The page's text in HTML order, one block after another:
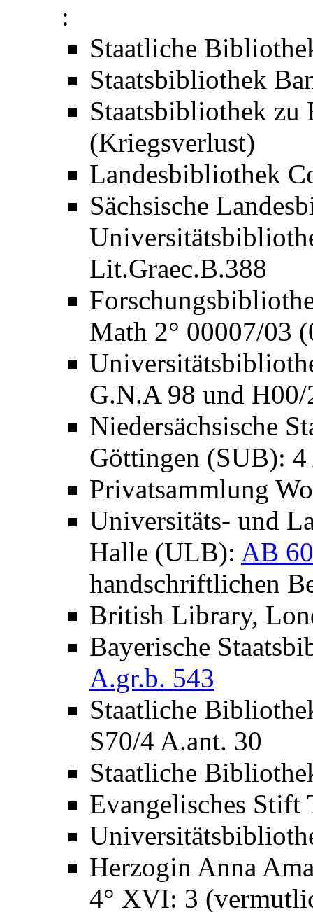
:
Staatliche
Staatsbibliothek
Staatsbibliothek
(Kriegsverlust)
Landesbibliothek
Sächsische
Lit.Graec.B.388
Math 2° 00007/03
G.N.A 98 und
Niedersächsische
Göttingen (SUB):
Privatsammlung
Universitäts- und
Halle (ULB): AB
handschriftlichen
British Library,
Bayerische
A.gr.b. 543
Staatliche
S70/4 A.ant. 30
Staatliche
Evangelisches
Herzogin Anna
4° XVI: 3